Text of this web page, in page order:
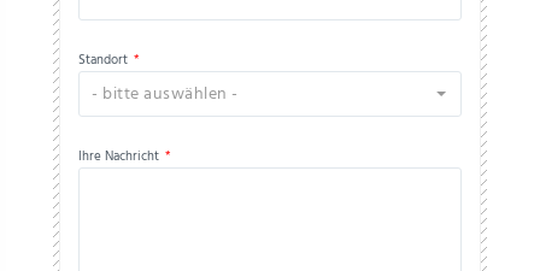
Standort *
- bitte auswählen -
Ihre Nachricht *